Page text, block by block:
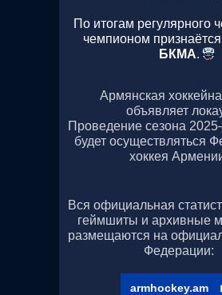
Армянская
объявляет
Проведение сезона
будет осуществляться
хоккея
Вся официальная
геймшиты и архивные
размещаются на
Федерации:
По итогам регулярного
чемпионом
БКМА.
armhockey.am